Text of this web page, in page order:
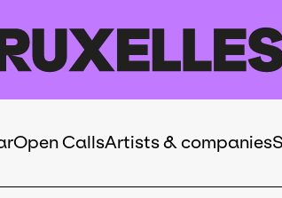
Open CallsArtists & companies